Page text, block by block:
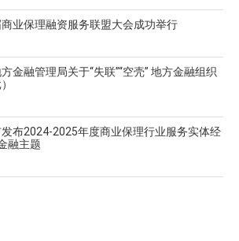
商业保理融资服务联盟大会成功举行
金融管理局关于“失联”“空壳” 地方金融组织
发布2024-2025年度商业保理行业服务实体经
融主题